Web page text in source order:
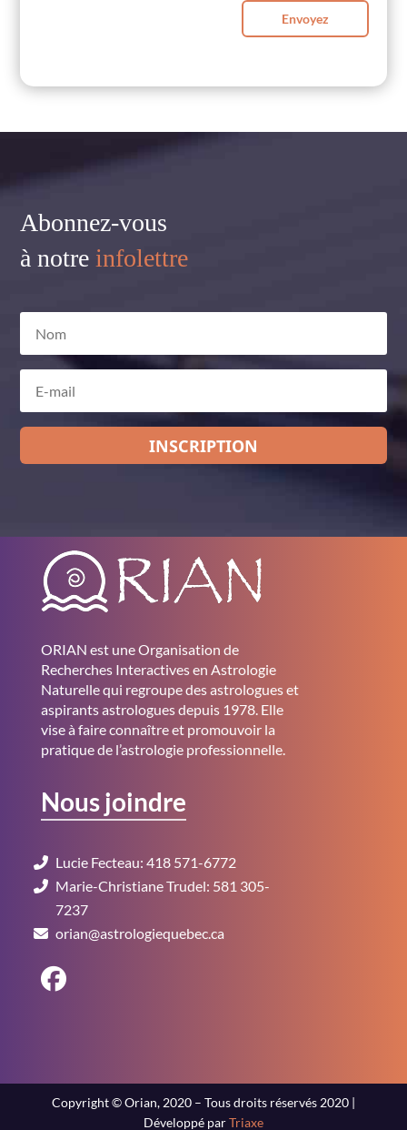
Envoyez
Abonnez-vous
à notreinfolettre
INSCRIPTION
ORIAN est une Organisation de
Recherches Interactives en Astrologie
Naturelle qui regroupe des astrologues et
aspirants astrologues depuis 1978. Elle
vise à faire connaître et promouvoir la
pratique de l’astrologie professionnelle.
Nous joindre
Lucie Fecteau: 418 571-6772
Marie-Christiane Trudel: 581 305-
7237
orian@astrologiequebec.ca
Copyright © Orian, 2020 – Tous droits réservés 2020 |
Développé parTriaxe